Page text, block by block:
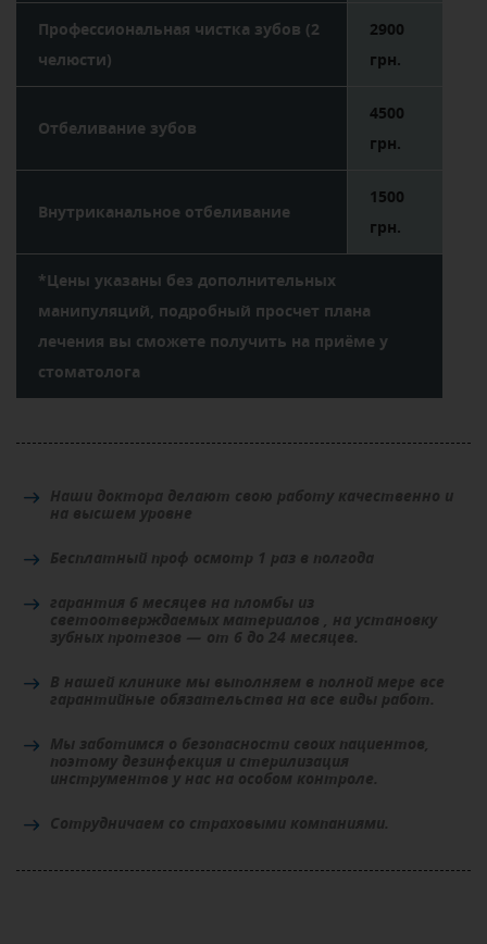
Профессиональная чистка зубов (2
челюсти)
2900
грн.
Отбеливание зубов
4500
грн.
Внутриканальное отбеливание
1500
грн.
*Цены указаны без дополнительных
манипуляций, подробный просчет плана
лечения вы сможете получить на приёме у
стоматолога
Наши доктора делают свою работу качественно и
на высшем уровне
Бесплатный проф осмотр 1 раз в полгода
гарантия 6 месяцев на пломбы из
светоотверждаемых материалов , на установку
зубных протезов — от 6 до 24 месяцев.
В нашей клинике мы выполняем в полной мере все
гарантийные обязательства на все виды работ.
Мы заботимся о безопасности своих пациентов,
поэтому дезинфекция и стерилизация
инструментов у нас на особом контроле.
Сотрудничаем со страховыми компаниями.